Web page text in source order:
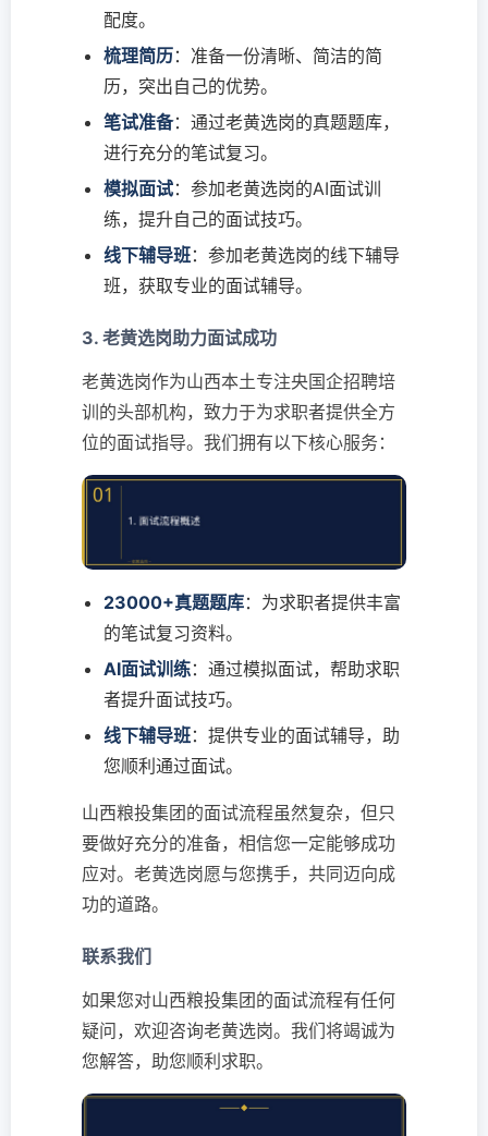
配度。
梳理简历：准备一份清晰、简洁的简
历，突出自己的优势。
笔试准备：通过老黄选岗的真题题库，
进行充分的笔试复习。
模拟面试：参加老黄选岗的AI面试训
练，提升自己的面试技巧。
线下辅导班：参加老黄选岗的线下辅导
班，获取专业的面试辅导。
3. 老黄选岗助力面试成功
老黄选岗作为山西本土专注央国企招聘培
训的头部机构，致力于为求职者提供全方
位的面试指导。我们拥有以下核心服务：
23000+真题题库：为求职者提供丰富
的笔试复习资料。
AI面试训练：通过模拟面试，帮助求职
者提升面试技巧。
线下辅导班：提供专业的面试辅导，助
您顺利通过面试。
山西粮投集团的面试流程虽然复杂，但只
要做好充分的准备，相信您一定能够成功
应对。老黄选岗愿与您携手，共同迈向成
功的道路。
联系我们
如果您对山西粮投集团的面试流程有任何
疑问，欢迎咨询老黄选岗。我们将竭诚为
您解答，助您顺利求职。